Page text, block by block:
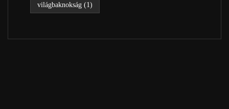
világbaknokság (1)